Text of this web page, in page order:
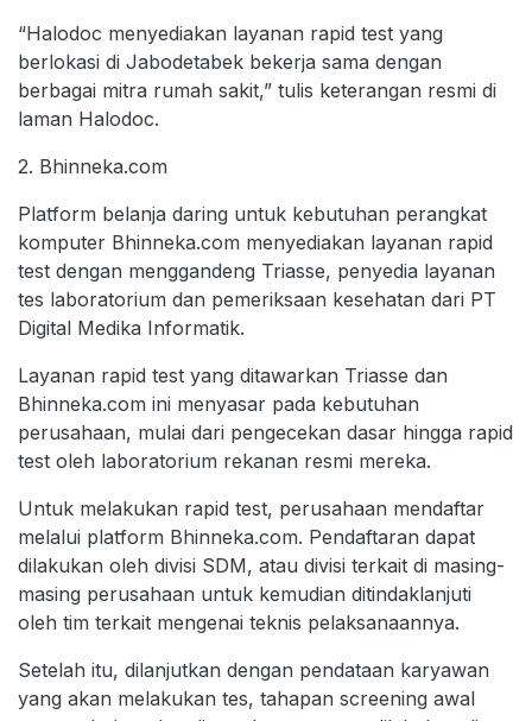
“Halodoc menyediakan layanan rapid test yang
berlokasi di Jabodetabek bekerja sama dengan
berbagai mitra rumah sakit,” tulis keterangan resmi di
laman Halodoc.
2. Bhinneka.com
Platform belanja daring untuk kebutuhan perangkat
komputer Bhinneka.com menyediakan layanan rapid
test dengan menggandeng Triasse, penyedia layanan
tes laboratorium dan pemeriksaan kesehatan dari PT
Digital Medika Informatik.
Layanan rapid test yang ditawarkan Triasse dan
Bhinneka.com ini menyasar pada kebutuhan
perusahaan, mulai dari pengecekan dasar hingga rapid
test oleh laboratorium rekanan resmi mereka.
Untuk melakukan rapid test, perusahaan mendaftar
melalui platform Bhinneka.com. Pendaftaran dapat
dilakukan oleh divisi SDM, atau divisi terkait di masing-
masing perusahaan untuk kemudian ditindaklanjuti
oleh tim terkait mengenai teknis pelaksanaannya.
Setelah itu, dilanjutkan dengan pendataan karyawan
yang akan melakukan tes, tahapan screening awal